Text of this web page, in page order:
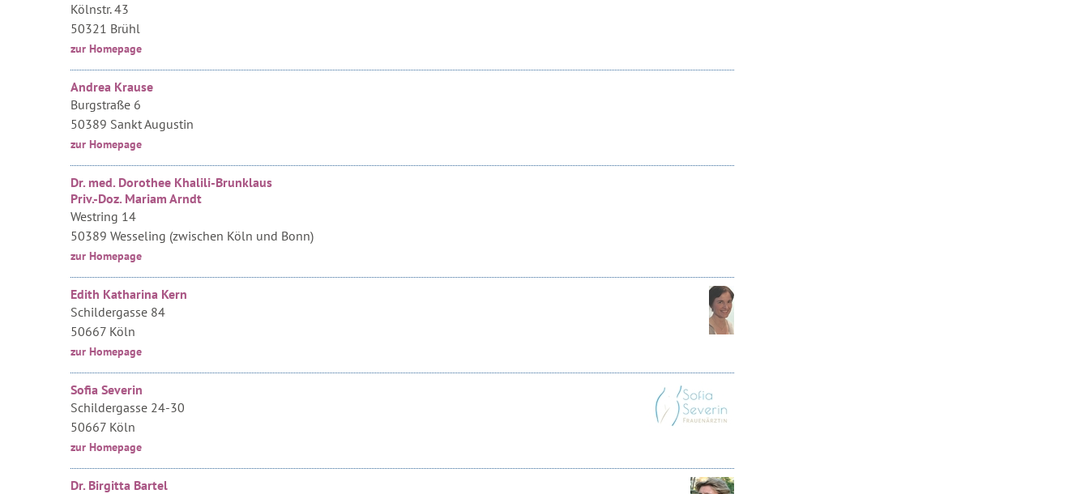
Kölnstr. 43
50321 Brühl
zur Homepage
Andrea Krause
Burgstraße 6
50389 Sankt Augustin
zur Homepage
Dr. med. Dorothee Khalili-Brunklaus
Priv.-Doz. Mariam Arndt
Westring 14
50389 Wesseling (zwischen Köln und Bonn)
zur Homepage
Edith Katharina Kern
Schildergasse 84
50667 Köln
zur Homepage
Sofia Severin
Schildergasse 24-30
50667 Köln
zur Homepage
Dr. Birgitta Bartel